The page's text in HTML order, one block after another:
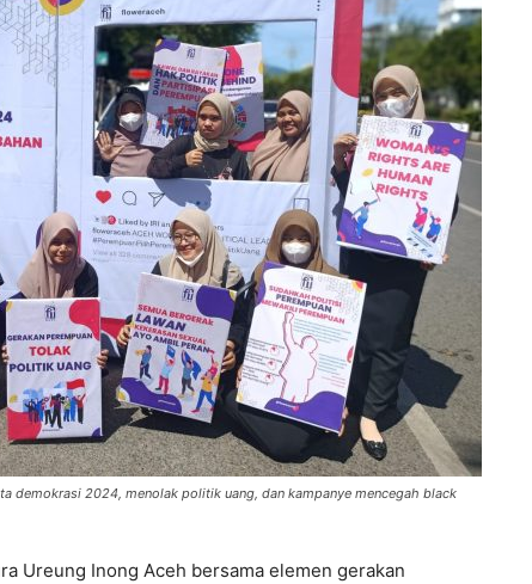
demokrasi 2024, menolak politik uang, dan kampanye mencegah black
Ureung Inong Aceh bersama elemen gerakan